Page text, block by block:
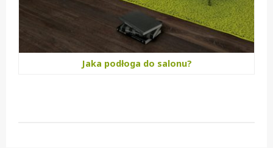
Jaka podłoga do salonu?